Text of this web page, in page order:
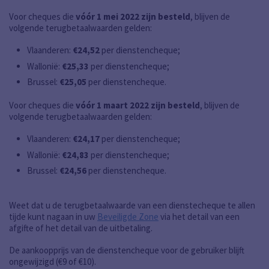
Voor cheques die vóór 1 mei 2022 zijn besteld, blijven de
volgende terugbetaalwaarden gelden:
Vlaanderen: €24,52 per dienstencheque;
Wallonië: €25,33 per dienstencheque;
Brussel: €25,05 per dienstencheque.
Voor cheques die vóór 1 maart 2022 zijn besteld, blijven de
volgende terugbetaalwaarden gelden:
Vlaanderen: €24,17 per dienstencheque;
Wallonië: €24,83 per dienstencheque;
Brussel: €24,56 per dienstencheque.
Weet dat u de terugbetaalwaarde van een dienstecheque te allen
tijde kunt nagaan in uw Beveiligde Zone via het detail van een
afgifte of het detail van de uitbetaling.
De aankoopprijs van de dienstencheque voor de gebruiker blijft
ongewijzigd (€9 of €10).